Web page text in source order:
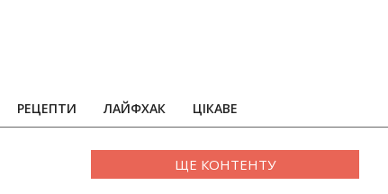
РЕЦЕПТИ ЛАЙФХАК ЦІКАВЕ
ЩЕ КОНТЕНТУ